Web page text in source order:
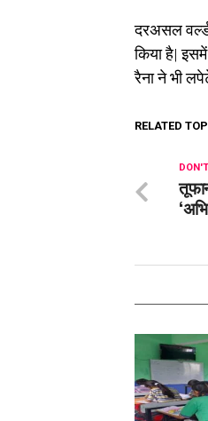
दरअसल
किया है|
रैना ने भी
RELATED